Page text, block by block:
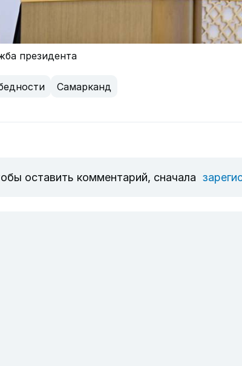
президента
Самарканд
оставить комментарий, сначала